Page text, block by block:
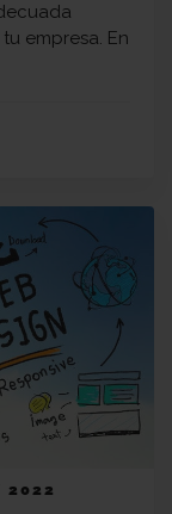
empresa. En
2022